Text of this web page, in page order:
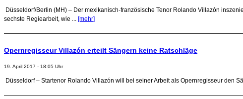
Düsseldorf/Berlin (MH) – Der mexikanisch-französische Tenor Rolando Villazón
sechste Regiearbeit, wie ... [mehr]
Opernregisseur Villazón erteilt Sängern keine Ratschläge
19. April 2017 - 18:05 Uhr
Düsseldorf – Startenor Rolando Villazón will bei seiner Arbeit als Opernregisseur den